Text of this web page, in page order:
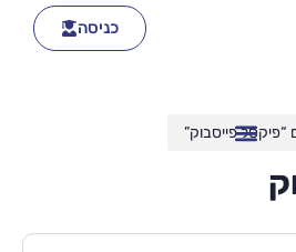
כניסה
“פיקסל פייסבוק”